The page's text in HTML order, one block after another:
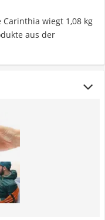
Carinthia wiegt 1,08 kg
aus der